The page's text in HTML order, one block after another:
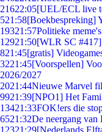
21622:05[UEL/ECL
521:58[Boekbespreking]
19321:57Politieke
12921:50[WLR SC
821:45[gratis]
3221:45[Voorspellen]
2026/2027
2021:44Nieuwe Marvel
9921:39[NPO1] Het
13421:33FOK!ers die
6521:32De neergang van
12321:29[Nederlands